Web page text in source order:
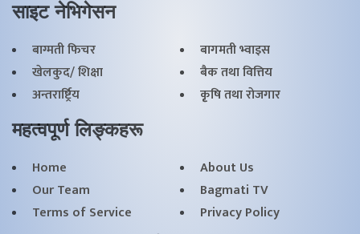
साइट नेभिगेसन
बाग्मती फिचर
बागमती भ्वाइस
खेलकुद/ शिक्षा
बैक तथा वित्तिय
अन्तरार्ष्ट्रिय
कृृषि तथा राेजगार
महत्वपूर्ण लिङ्कहरू
Home
About Us
Our Team
Bagmati TV
Terms of Service
Privacy Policy